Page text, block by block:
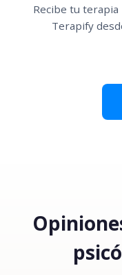
Recibe tu terapia
Terapify